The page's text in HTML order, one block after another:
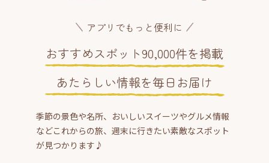
アプリでもっと便利に
おすすめスポット90,000件を掲載
あたらしい情報を毎日お届け
季節の景色や名所、おいしいスイーツやグルメ情報
などこれからの旅、週末に行きたい素敵なスポット
が見つかります♪